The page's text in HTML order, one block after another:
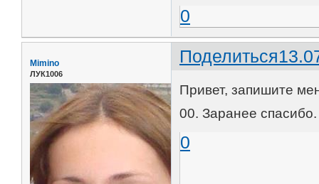
0
Поделиться
Mimino
ЛУК1006
Привет, запишите
00. Заранее спасибо.
0